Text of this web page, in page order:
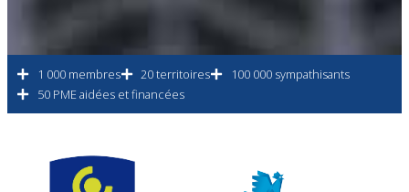
1 000 membres 20 territoires
100 000 sympathisants
50 PME aidées et financées